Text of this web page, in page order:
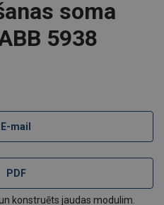
soma
5938
E-mail
PDF
konstruēts jaudas modulim.